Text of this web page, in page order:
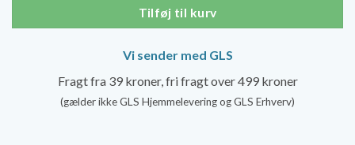
Tilføj til kurv
Vi sender med GLS
Fragt fra 39 kroner, fri fragt over 499 kroner
(gælder ikke GLS Hjemmelevering og GLS Erhverv)